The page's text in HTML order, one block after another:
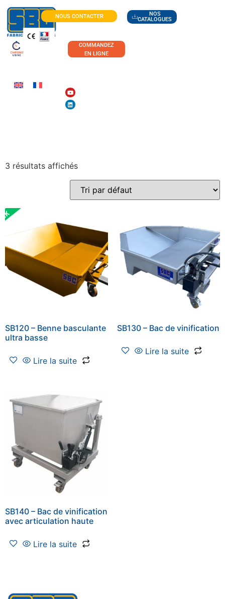
NOUS CONTACTER
NOS
CATALOGUES
COMMANDEZ
EN LIGNE
3 résultats affichés
SB120 – Benne basculante
ultra basse
Lire la suite
SB130 – Bac de vinification
Lire la suite
SB140 – Bac de vinification
avec articulation haute
Lire la suite